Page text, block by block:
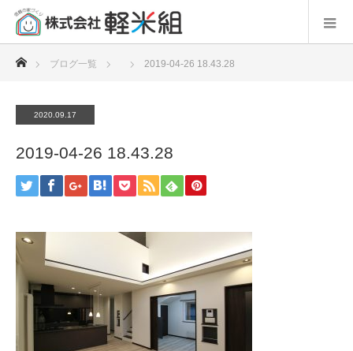
ブログ一覧 2019-04-26 18.43.28
2020.09.17
2019-04-26 18.43.28